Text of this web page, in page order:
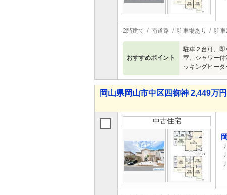
2階建て 南道路 駐車場あり 駐車
おすすめポイント
駐車２台可、
室、シャワー
ッキングヒー
岡山県岡山市中区四御神 2,449万
中古住宅